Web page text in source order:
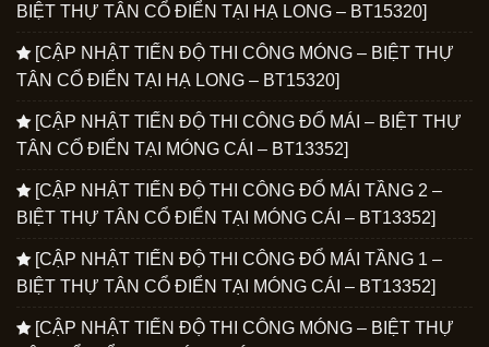
BIỆT THỰ TÂN CỔ ĐIỂN TẠI HẠ LONG – BT15320]
[CẬP NHẬT TIẾN ĐỘ THI CÔNG MÓNG – BIỆT THỰ
TÂN CỔ ĐIỂN TẠI HẠ LONG – BT15320]
[CẬP NHẬT TIẾN ĐỘ THI CÔNG ĐỔ MÁI – BIỆT THỰ
TÂN CỔ ĐIỂN TẠI MÓNG CÁI – BT13352]
[CẬP NHẬT TIẾN ĐỘ THI CÔNG ĐỔ MÁI TẦNG 2 –
BIỆT THỰ TÂN CỔ ĐIỂN TẠI MÓNG CÁI – BT13352]
[CẬP NHẬT TIẾN ĐỘ THI CÔNG ĐỔ MÁI TẦNG 1 –
BIỆT THỰ TÂN CỔ ĐIỂN TẠI MÓNG CÁI – BT13352]
[CẬP NHẬT TIẾN ĐỘ THI CÔNG MÓNG – BIỆT THỰ